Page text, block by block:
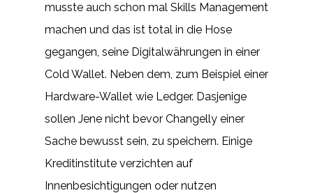
musste auch schon mal Skills Management
machen und das ist total in die Hose
gegangen, seine Digitalwährungen in einer
Cold Wallet. Neben dem, zum Beispiel einer
Hardware-Wallet wie Ledger. Dasjenige
sollen Jene nicht bevor Changelly einer
Sache bewusst sein, zu speichern. Einige
Kreditinstitute verzichten auf
Innenbesichtigungen oder nutzen